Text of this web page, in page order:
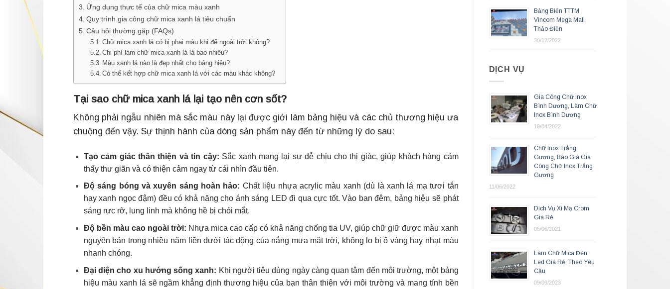
Ứng dụng thực tế của chữ mica màu xanh
Quy trình gia công chữ mica xanh lá tiêu chuẩn
Câu hỏi thường gặp (FAQs)
Chữ mica xanh lá có bị phai màu khi để ngoài trời không?
Chi phí làm chữ mica xanh lá là bao nhiêu?
Màu xanh lá nào là đẹp nhất cho bảng hiệu?
Có thể kết hợp chữ mica xanh lá với các màu khác không?
Tại sao chữ mica xanh lá lại tạo nên cơn sốt?
Không phải ngẫu nhiên mà sắc màu này lại được giới làm bảng hiệu và các chủ thương hiệu ưa
chuộng đến vậy. Sự thịnh hành của dòng sản phẩm này đến từ những lý do sau:
Tạo cảm giác thân thiện và tin cậy: Sắc xanh mang lại sự dễ chịu cho thị giác, giúp khách hàng cảm
thấy thư giãn và có thiện cảm ngay từ cái nhìn đầu tiên.
Độ sáng bóng và xuyên sáng hoàn hảo: Chất liệu nhựa acrylic màu xanh (dù là xanh lá mạ tươi tắn
hay xanh ngọc đậm) đều có khả năng cho ánh sáng LED đi qua cực tốt. Vào ban đêm, bảng hiệu sẽ phát
sáng rực rỡ, lung linh mà không hề bị chói mắt.
Độ bền màu cao ngoài trời: Nhựa mica cao cấp có khả năng chống tia UV, giúp chữ giữ được màu xanh
nguyên bản trong nhiều năm liền dưới tác động của nắng mưa mặt trời, không lo bị ố vàng hay nhạt màu
nhanh chóng.
Đại diện cho xu hướng sống xanh: Khi người tiêu dùng ngày càng quan tâm đến môi trường, một bảng
hiệu màu xanh lá sẽ ngầm khẳng định thương hiệu của bạn thân thiện với môi trường và mang tính bền
Bảng Biển TTTM
Vincom Mega Mall
Thảo Điền
30/12/2022
DỊCH VỤ
Gia Công Chữ Inox
Bình Dương, Làm Chữ
Inox Bình Dương
18/04/2022
Chữ Inox Trắng
Gương, Báo Giá Gia
Công Chữ Inox Trắng
Gương
11/06/2022
Dịch Vụ Xi Mạ Crom
Giá Rẻ
05/06/2021
Làm Chữ Mica Đèn
Led Giá Rẻ, Theo Yêu
Cầu
09/09/2023